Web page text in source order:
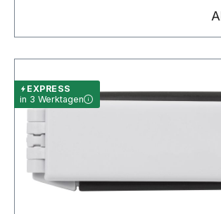
nachhaltigen Normen bezogen und
EXPRESS
in 3 Werktagen